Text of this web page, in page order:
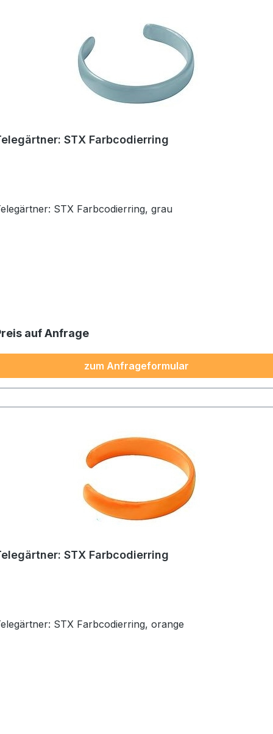
STX Farbcodierring
Telegärtner: STX Farbcodierring, grau
auf Anfrage
zum Anfrageformular
STX Farbcodierring
Telegärtner: STX Farbcodierring, orange